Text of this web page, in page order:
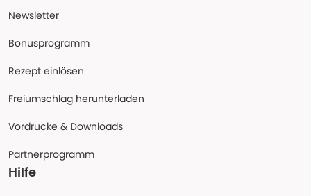
Newsletter
Bonusprogramm
Rezept einlösen
Freiumschlag herunterladen
Vordrucke & Downloads
Partnerprogramm
Hilfe